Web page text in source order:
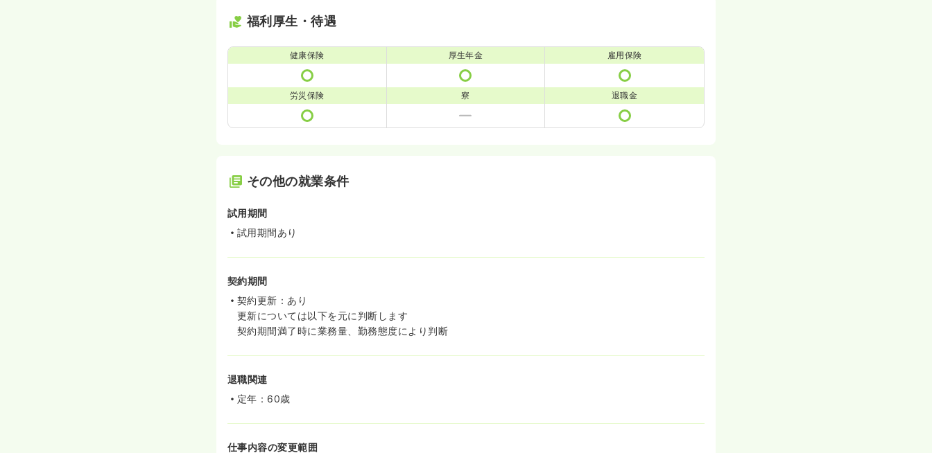
福利厚生・待遇
健康保険 厚生年金 雇用保険
労災保険 寮 退職金
その他の就業条件
試用期間
試用期間あり
契約期間
契約更新：あり
更新については以下を元に判断します
契約期間満了時に業務量、勤務態度により判断
退職関連
定年：60歳
仕事内容の変更範囲